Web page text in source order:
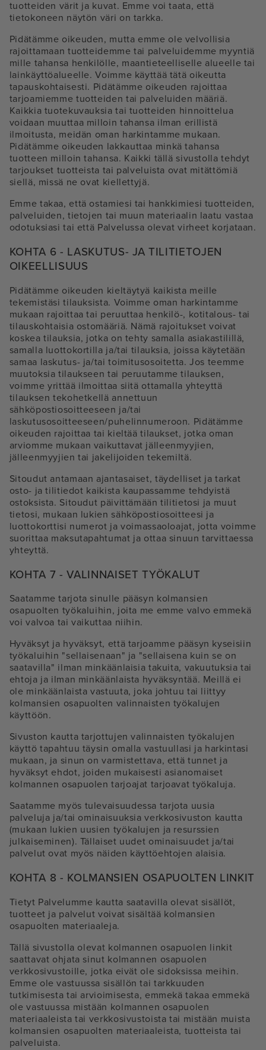
tuotteiden värit ja kuvat. Emme voi taata, että
tietokoneen näytön väri on tarkka.
Pidätämme oikeuden, mutta emme ole velvollisia
rajoittamaan tuotteidemme tai palveluidemme myyntiä
mille tahansa henkilölle, maantieteelliselle alueelle tai
lainkäyttöalueelle. Voimme käyttää tätä oikeutta
tapauskohtaisesti. Pidätämme oikeuden rajoittaa
tarjoamiemme tuotteiden tai palveluiden määriä.
Kaikkia tuotekuvauksia tai tuotteiden hinnoittelua
voidaan muuttaa milloin tahansa ilman erillistä
ilmoitusta, meidän oman harkintamme mukaan.
Pidätämme oikeuden lakkauttaa minkä tahansa
tuotteen milloin tahansa. Kaikki tällä sivustolla tehdyt
tarjoukset tuotteista tai palveluista ovat mitättömiä
siellä, missä ne ovat kiellettyjä.
Emme takaa, että ostamiesi tai hankkimiesi tuotteiden,
palveluiden, tietojen tai muun materiaalin laatu vastaa
odotuksiasi tai että Palvelussa olevat virheet korjataan.
KOHTA 6 - LASKUTUS- JA TILITIETOJEN
OIKEELLISUUS
Pidätämme oikeuden kieltäytyä kaikista meille
tekemistäsi tilauksista. Voimme oman harkintamme
mukaan rajoittaa tai peruuttaa henkilö-, kotitalous- tai
tilauskohtaisia ostomääriä. Nämä rajoitukset voivat
koskea tilauksia, jotka on tehty samalla asiakastilillä,
samalla luottokortilla ja/tai tilauksia, joissa käytetään
samaa laskutus- ja/tai toimitusosoitetta. Jos teemme
muutoksia tilaukseen tai peruutamme tilauksen,
voimme yrittää ilmoittaa siitä ottamalla yhteyttä
tilauksen tekohetkellä annettuun
sähköpostiosoitteeseen ja/tai
laskutusosoitteeseen/puhelinnumeroon. Pidätämme
oikeuden rajoittaa tai kieltää tilaukset, jotka oman
arviomme mukaan vaikuttavat jälleenmyyjien,
jälleenmyyjien tai jakelijoiden tekemiltä.
Sitoudut antamaan ajantasaiset, täydelliset ja tarkat
osto- ja tilitiedot kaikista kaupassamme tehdyistä
ostoksista. Sitoudut päivittämään tilitietosi ja muut
tietosi, mukaan lukien sähköpostiosoitteesi ja
luottokorttisi numerot ja voimassaoloajat, jotta voimme
suorittaa maksutapahtumat ja ottaa sinuun tarvittaessa
yhteyttä.
KOHTA 7 - VALINNAISET TYÖKALUT
Saatamme tarjota sinulle pääsyn kolmansien
osapuolten työkaluihin, joita me emme valvo emmekä
voi valvoa tai vaikuttaa niihin.
Hyväksyt ja hyväksyt, että tarjoamme pääsyn kyseisiin
työkaluihin "sellaisenaan" ja "sellaisena kuin se on
saatavilla" ilman minkäänlaisia takuita, vakuutuksia tai
ehtoja ja ilman minkäänlaista hyväksyntää. Meillä ei
ole minkäänlaista vastuuta, joka johtuu tai liittyy
kolmansien osapuolten valinnaisten työkalujen
käyttöön.
Sivuston kautta tarjottujen valinnaisten työkalujen
käyttö tapahtuu täysin omalla vastuullasi ja harkintasi
mukaan, ja sinun on varmistettava, että tunnet ja
hyväksyt ehdot, joiden mukaisesti asianomaiset
kolmannen osapuolen tarjoajat tarjoavat työkaluja.
Saatamme myös tulevaisuudessa tarjota uusia
palveluja ja/tai ominaisuuksia verkkosivuston kautta
(mukaan lukien uusien työkalujen ja resurssien
julkaiseminen). Tällaiset uudet ominaisuudet ja/tai
palvelut ovat myös näiden käyttöehtojen alaisia.
KOHTA 8 - KOLMANSIEN OSAPUOLTEN LINKIT
Tietyt Palvelumme kautta saatavilla olevat sisällöt,
tuotteet ja palvelut voivat sisältää kolmansien
osapuolten materiaaleja.
Tällä sivustolla olevat kolmannen osapuolen linkit
saattavat ohjata sinut kolmannen osapuolen
verkkosivustoille, jotka eivät ole sidoksissa meihin.
Emme ole vastuussa sisällön tai tarkkuuden
tutkimisesta tai arvioimisesta, emmekä takaa emmekä
ole vastuussa mistään kolmannen osapuolen
materiaaleista tai verkkosivustoista tai mistään muista
kolmansien osapuolten materiaaleista, tuotteista tai
palveluista.